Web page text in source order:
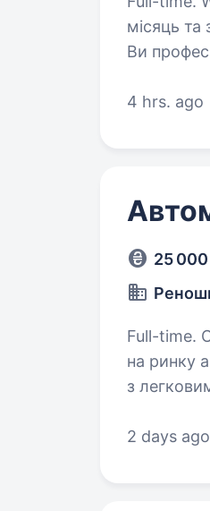
місяць та
Ви
4 hrs. ago
25 000
Full-time. Організація з більш ніж 10-річним досвідом стабільної роботи
на ринку
з
2 days ago